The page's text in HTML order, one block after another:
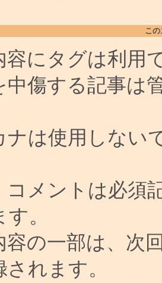
こ
容にタグは利用
中傷する記事は
ナは使用しない
コメントは必須
。
容の一部は、次
されます。